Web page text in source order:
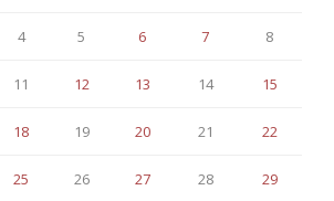
4 5 6 7 8
11 12 13 14 15
18 19 20 21 22
25 26 27 28 29